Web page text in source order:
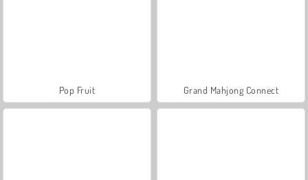
Pop Fruit Grand Mahjong Connect